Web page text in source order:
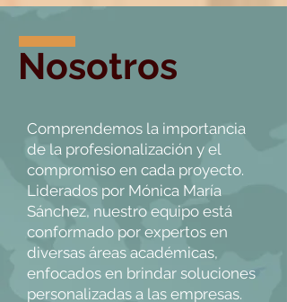
Nosotros
Comprendemos la importancia
de la profesionalización y el
compromiso en cada proyecto.
Liderados por Mónica María
Sánchez, nuestro equipo está
conformado por expertos en
diversas áreas académicas,
enfocados en brindar soluciones
personalizadas a las empresas.